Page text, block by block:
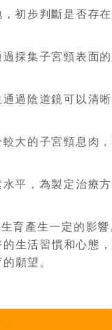
初步判斷是否存在
採集子宮頸表面
過陰道鏡可以清晰
大的子宮頸息肉
平，為製定治療
育產生一定的影響
生活習慣和心態
願望。